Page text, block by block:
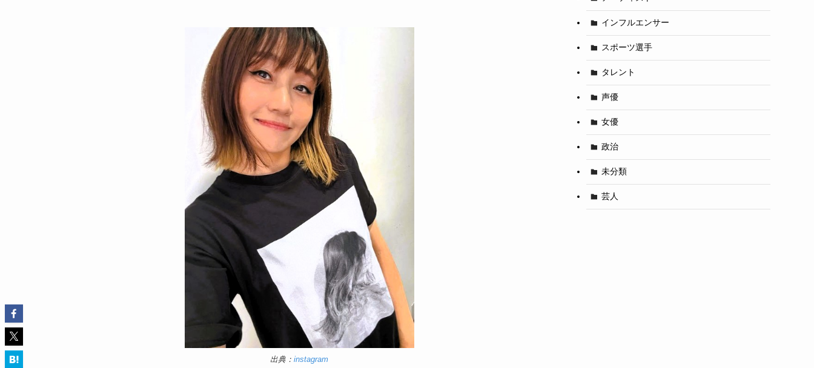
出典： instagram
インフルエンサー
スポーツ選手
タレント
声優
女優
政治
未分類
芸人